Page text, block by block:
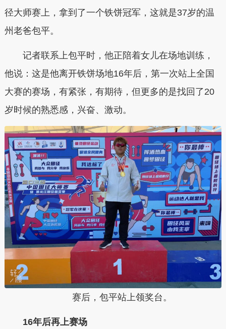
径大师赛上，拿到了一个铁饼冠军，这就是37岁的温
州老爸包平。
记者联系上包平时，他正陪着女儿在场地训练，
他说：这是他离开铁饼场地16年后，第一次站上全国
大赛的赛场，有紧张，有期待，但更多的是找回了20
岁时候的熟悉感，兴奋、激动。
赛后，包平站上领奖台。
16年后再上赛场